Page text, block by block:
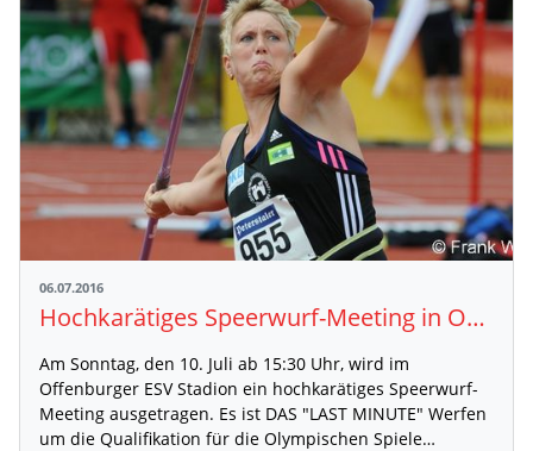
06.07.2016
Hochkarätiges Speerwurf-Meeting in Offenburg
Am Sonntag, den 10. Juli ab 15:30 Uhr, wird im
Offenburger ESV Stadion ein hochkarätiges Speerwurf-
Meeting ausgetragen. Es ist DAS "LAST MINUTE" Werfen
um die Qualifikation für die Olympischen Spiele…